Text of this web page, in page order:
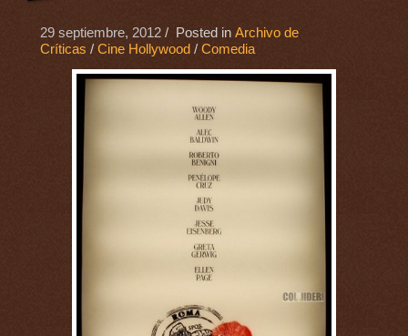
29 septiembre, 2012/ Posted in Archivo de
Críticas / Cine Hollywood / Comedia